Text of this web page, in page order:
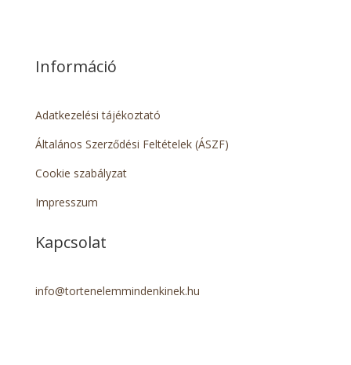
Információ
Adatkezelési tájékoztató
Általános Szerződési Feltételek (ÁSZF)
Cookie szabályzat
Impresszum
Kapcsolat
info@tortenelemmindenkinek.hu